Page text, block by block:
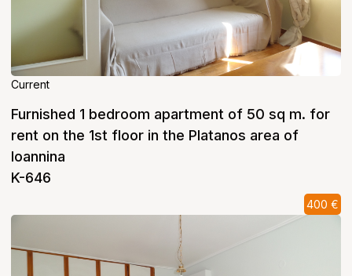
Current
Furnished 1 bedroom apartment of 50 sq m. for
rent on the 1st floor in the Platanos area of ​​
Ioannina
K-646
400 €